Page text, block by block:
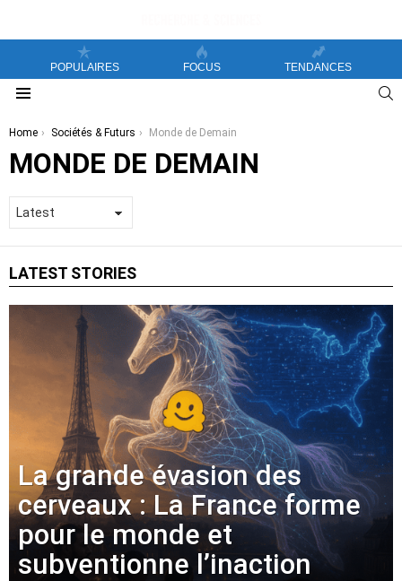
POPULAIRES FOCUS TENDANCES
You are here:
Home Sociétés & Futurs Monde de Demain
MONDE DE DEMAIN
LATEST STORIES
La grande évasion des
cerveaux : La France forme
pour le monde et
subventionne l’inaction